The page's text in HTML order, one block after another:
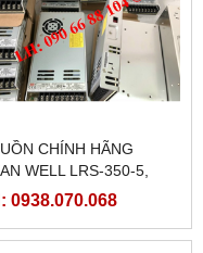
CHÍNH HÃNG
WELL LRS-350-5,
350-12, LRS-350-24,
0938.070.068